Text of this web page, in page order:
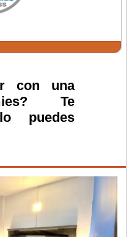
con una
Te
puedes